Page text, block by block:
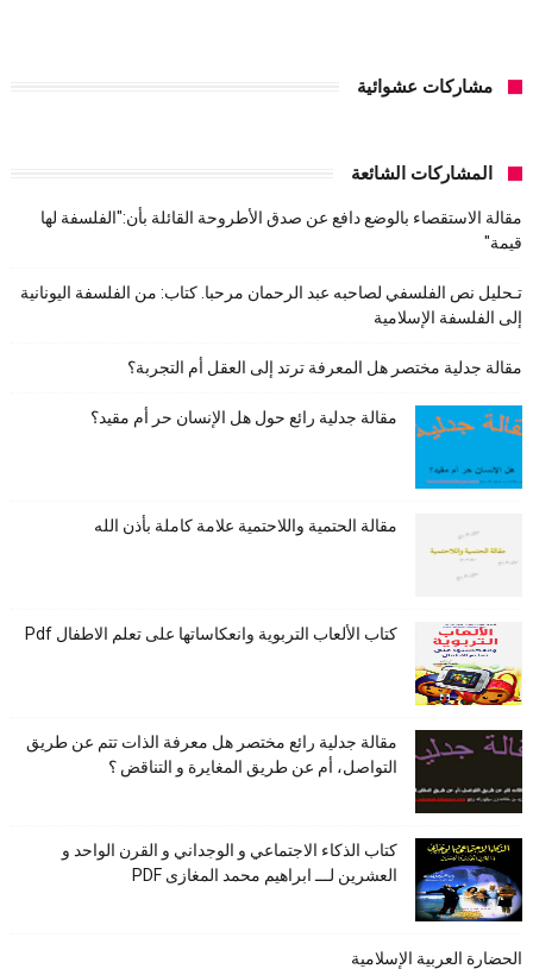
مشاركات عشوائية
المشاركات الشائعة
مقالة الاستقصاء بالوضع دافع عن صدق الأطروحة القائلة بأن:"الفلسفة لها
قيمة"
تـحليل نص الفلسفي لصاحبه عبد الرحمان مرحبا. كتاب: من الفلسفة اليونانية
إلى الفلسفة الإسلامية
مقالة جدلية مختصر هل المعرفة ترتد إلى العقل أم التجربة؟
مقالة جدلية رائع حول هل الإنسان حر أم مقيد؟
مقالة الحتمية واللاحتمية علامة كاملة بأذن الله
كتاب الألعاب التربوية وانعكاساتها على تعلم الاطفال Pdf
مقالة جدلية رائع مختصر هل معرفة الذات تتم عن طريق
التواصل، أم عن طريق المغايرة و التناقض ؟
كتاب الذكاء الاجتماعي و الوجداني و القرن الواحد و
العشرين لـــ ابراهيم محمد المغازى PDF
الحضارة العربية الإسلامية